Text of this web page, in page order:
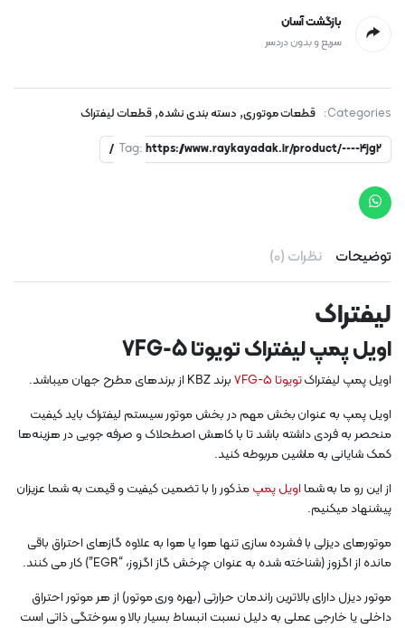
بازگشت آسان
سریع و بدون دردسر
Categories: قطعات موتوری, دسته بندی نشده, قطعات لیفتراک
Tag: https://www.raykayadak.ir/product/----4jg2/
توضیحات نظرات (0)
لیفتراک
اویل پمپ لیفتراک تویوتا 5-7FG
اویل پمپ لیفتراکتویوتا 5-7FG
برند KBZ از برندهای مطرح جهان میباشد.
اویل پمپ به عنوان بخش مهم در بخش موتور سیستم لیفتراک باید کیفیت
منحصر به فردی داشته باشد تا با کاهش اصطحلاک و صرفه جویی در هزینه‌ها
کمک شایانی به ماشین مربوطه کنید.
از این رو ما به شمااویل پمپمذکور را با تضمین کیفیت و قیمت به شما عزیزان
پیشنهاد میکنیم.
موتورهای دیزلی با فشرده سازی تنها هوا یا هوا به علاوه گازهای احتراق باقی
مانده از اگزوز (شناخته شده به عنوان چرخش گاز اگزوز، “EGR”) کار می کنند.
موتور دیزل دارای بالاترین راندمان حرارتی (بهره وری موتور) از هر موتور احتراق
داخلی یا خارجی عملی به دلیل نسبت انبساط بسیار بالا و سوختگی ذاتی است